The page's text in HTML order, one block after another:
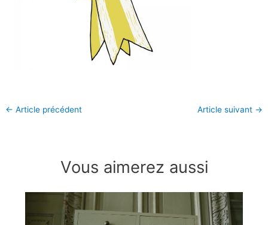
← Article précédent Article suivant →
Vous aimerez aussi